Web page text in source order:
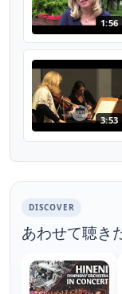
1:56
3:53
DISCOVER
あわせて聴き